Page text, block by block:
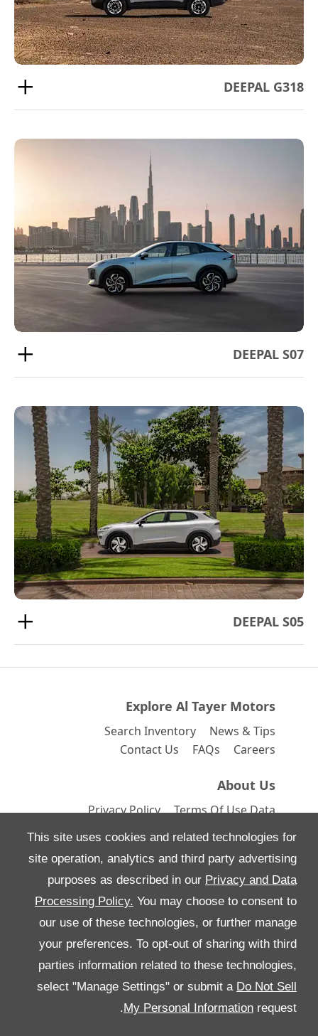
This site uses cookies and related technologies for
site operation, analytics and third party advertising
purposes as described in our Privacy and Data
Processing Policy. You may choose to consent to
our use of these technologies, or further manage
your preferences. To opt-out of sharing with third
parties information related to these technologies,
select "Manage Settings" or submit a Do Not Sell
My Personal Information request.
DEEPAL G318
DEEPAL S07
DEEPAL S05
Explore Al Tayer Motors
Search Inventory
News & Tips
Contact Us
FAQs Careers
About Us
Privacy Policy Terms Of UseData
All Rights Reserved
Follow Al Tayer Motors